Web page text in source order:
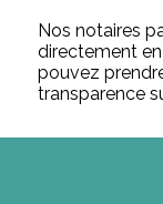
Nos notaires
directement
pouvez
transparence